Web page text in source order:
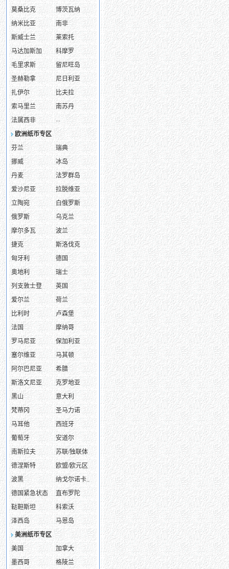
莫桑比克
博茨瓦纳
纳米比亚
南非
斯威士兰
莱索托
马达加斯加
科摩罗
毛里求斯
留尼旺岛
圣赫勒拿
尼日利亚
扎伊尔
比夫拉
索马里兰
南苏丹
法属西非
...
欧洲纸币专区
芬兰
瑞典
挪威
冰岛
丹麦
法罗群岛
爱沙尼亚
拉脱维亚
立陶宛
白俄罗斯
俄罗斯
乌克兰
摩尔多瓦
波兰
捷克
斯洛伐克
匈牙利
德国
奥地利
瑞士
列支敦士登
英国
爱尔兰
荷兰
比利时
卢森堡
法国
摩纳哥
罗马尼亚
保加利亚
塞尔维亚
马其顿
阿尔巴尼亚
希腊
斯洛文尼亚
克罗地亚
黑山
意大利
梵蒂冈
圣马力诺
马耳他
西班牙
葡萄牙
安道尔
南斯拉夫
苏联/独联体
德涅斯特
欧盟/欧元区
波黑
纳戈尔诺卡..
德国紧急状态
直布罗陀
鞑靼斯坦
科索沃
泽西岛
马恩岛
美洲纸币专区
美国
加拿大
墨西哥
格陵兰